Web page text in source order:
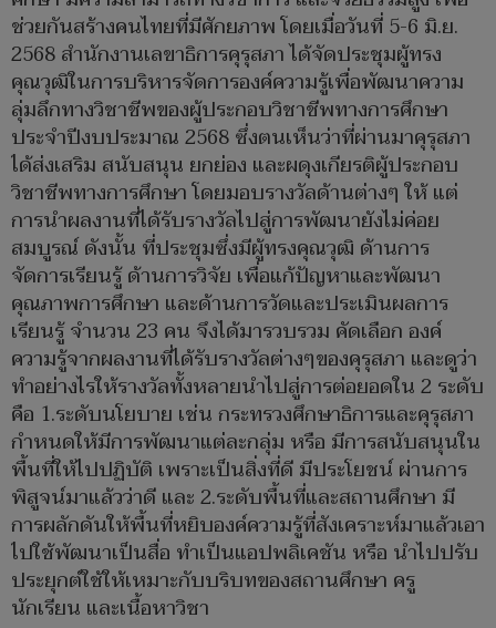
ช่วยกันสร้างคนไทยที่มีศักยภาพ โดยเมื่อวันที่ 5-6 มิ.ย.
2568 สำนักงานเลขาธิการคุรุสภา ได้จัดประชุมผู้ทรง
คุณวุฒิในการบริหารจัดการองค์ความรู้เพื่อพัฒนาความ
ลุ่มลึกทางวิชาชีพของผู้ประกอบวิชาชีพทางการศึกษา
ประจำปีงบประมาณ 2568 ซึ่งตนเห็นว่าที่ผ่านมาคุรุสภา
ได้ส่งเสริม สนับสนุน ยกย่อง และผดุงเกียรติผู้ประกอบ
วิชาชีพทางการศึกษา โดยมอบรางวัลด้านต่างๆ ให้ แต่
การนำผลงานที่ได้รับรางวัลไปสู่การพัฒนายังไม่ค่อย
สมบูรณ์ ดังนั้น ที่ประชุมซึ่งมีผู้ทรงคุณวุฒิ ด้านการ
จัดการเรียนรู้ ด้านการวิจัย เพื่อแก้ปัญหาและพัฒนา
คุณภาพการศึกษา และด้านการวัดและประเมินผลการ
เรียนรู้ จำนวน 23 คน จึงได้มารวบรวม คัดเลือก องค์
ความรู้จากผลงานที่ได้รับรางวัลต่างๆของคุรุสภา และดูว่า
ทำอย่างไรให้รางวัลทั้งหลายนำไปสู่การต่อยอดใน 2 ระดับ
คือ 1.ระดับนโยบาย เช่น กระทรวงศึกษาธิการและคุรุสภา
กำหนดให้มีการพัฒนาแต่ละกลุ่ม หรือ มีการสนับสนุนใน
พื้นที่ให้ไปปฏิบัติ เพราะเป็นสิ่งที่ดี มีประโยชน์ ผ่านการ
พิสูจน์มาแล้วว่าดี และ 2.ระดับพื้นที่และสถานศึกษา มี
การผลักดันให้พื้นที่หยิบองค์ความรู้ที่สังเคราะห์มาแล้วเอา
ไปใช้พัฒนาเป็นสื่อ ทำเป็นแอปพลิเคชัน หรือ นำไปปรับ
ประยุกต์ใช้ให้เหมาะกับบริบทของสถานศึกษา ครู
นักเรียน และเนื้อหาวิชา